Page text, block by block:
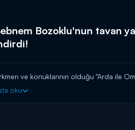
Bozoklu'nun tavan
ve konuklarının olduğu "Arda ile
oku